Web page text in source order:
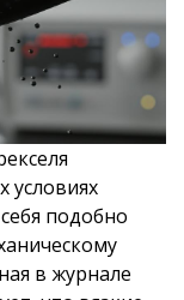
условиях
подобно
в журнале